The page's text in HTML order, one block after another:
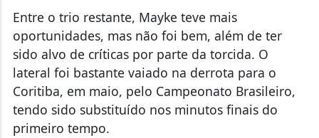
Entre o trio restante, Mayke teve mais
oportunidades, mas não foi bem, além de ter
sido alvo de críticas por parte da torcida. O
lateral foi bastante vaiado na derrota para o
Coritiba, em maio, pelo Campeonato Brasileiro,
tendo sido substituído nos minutos finais do
primeiro tempo.